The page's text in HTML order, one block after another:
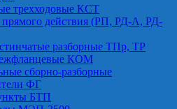
трехходовые КСТ
прямого действия (РП, РД-А, РД-
разборные ТПр, ТР
КОМ
сборно-разборные
ФГ
БТП